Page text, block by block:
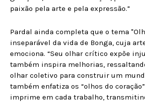
paixão pela arte e pela expressão.”
Pardal ainda completa que o tema
inseparável da vida de Bonga, cuja
emociona. “Seu olhar crítico expõe
também inspira melhorias,
olhar coletivo para construir um
também enfatiza os “olhos do
imprime em cada trabalho,